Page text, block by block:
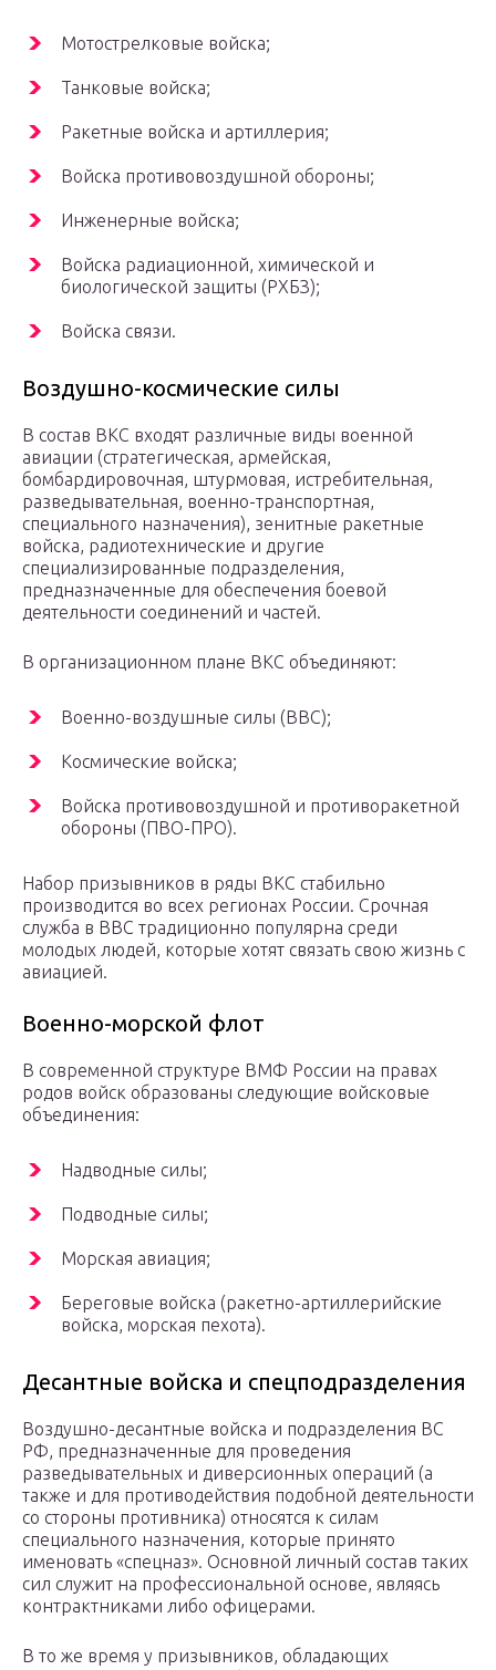
Мотострелковые войска;
Танковые войска;
Ракетные войска и артиллерия;
Войска противовоздушной обороны;
Инженерные войска;
Войска радиационной, химической и
биологической защиты (РХБЗ);
Войска связи.
Воздушно-космические силы
В состав ВКС входят различные виды военной
авиации (стратегическая, армейская,
бомбардировочная, штурмовая, истребительная,
разведывательная, военно-транспортная,
специального назначения), зенитные ракетные
войска, радиотехнические и другие
специализированные подразделения,
предназначенные для обеспечения боевой
деятельности соединений и частей.
В организационном плане ВКС объединяют:
Военно-воздушные силы (ВВС);
Космические войска;
Войска противовоздушной и противоракетной
обороны (ПВО-ПРО).
Набор призывников в ряды ВКС стабильно
производится во всех регионах России. Срочная
служба в ВВС традиционно популярна среди
молодых людей, которые хотят связать свою жизнь с
авиацией.
Военно-морской флот
В современной структуре ВМФ России на правах
родов войск образованы следующие войсковые
объединения:
Надводные силы;
Подводные силы;
Морская авиация;
Береговые войска (ракетно-артиллерийские
войска, морская пехота).
Десантные войска и спецподразделения
Воздушно-десантные войска и подразделения ВС
РФ, предназначенные для проведения
разведывательных и диверсионных операций (а
также и для противодействия подобной деятельности
со стороны противника) относятся к силам
специального назначения, которые принято
именовать «спецназ». Основной личный состав таких
сил служит на профессиональной основе, являясь
контрактниками либо офицерами.
В то же время у призывников, обладающих